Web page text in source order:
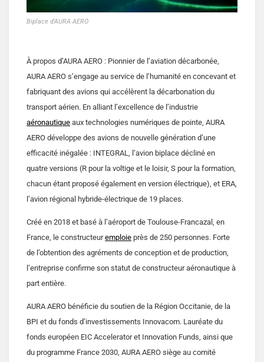
Biplace d’AURA AERO
À propos d’AURA AERO : Pionnier de l’aviation décarbonée,
AURA AERO s’engage au service de l’humanité en concevant et
fabriquant des avions qui accélèrent la décarbonation du
transport aérien. En alliant l’excellence de l’industrie
aéronautique aux technologies numériques de pointe, AURA
AERO développe des avions de nouvelle génération d’une
efficacité inégalée : INTEGRAL, l’avion biplace décliné en
quatre versions (R pour la voltige et le loisir, S pour la formation,
chacun étant proposé également en version électrique), et ERA,
l’avion régional hybride-électrique de 19 places.
Créé en 2018 et basé à l’aéroport de Toulouse-Francazal, en
France, le constructeuremploie près de 250 personnes. Forte
de l’obtention des agréments de conception et de production,
l’entreprise confirme son statut de constructeur aéronautique à
part entière.
AURA AERO bénéficie du soutien de la Région Occitanie, de la
BPI et du fonds d’investissements Innovacom. Lauréate du
fonds européen EIC Accelerator et Innovation Funds, ainsi que
du programme France 2030, AURA AERO siège au comité